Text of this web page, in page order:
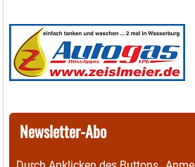
Newsletter-Abo